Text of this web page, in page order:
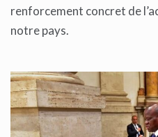
renforcement concret de
notre pays.